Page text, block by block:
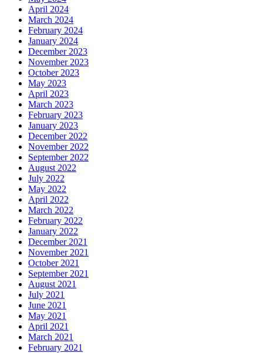
April 2024
March 2024
February 2024
January 2024
December 2023
November 2023
October 2023
May 2023
April 2023
March 2023
February 2023
January 2023
December 2022
November 2022
September 2022
August 2022
July 2022
May 2022
April 2022
March 2022
February 2022
January 2022
December 2021
November 2021
October 2021
September 2021
August 2021
July 2021
June 2021
May 2021
April 2021
March 2021
February 2021